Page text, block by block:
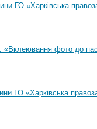
ГО «Харківська
фото до
ГО «Харківська